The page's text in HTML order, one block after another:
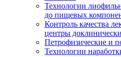
Технологии
до пищевых
Контроль качества
центры
Петрофизические и
Технологии